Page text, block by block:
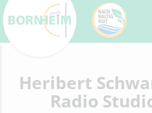
Zurück
Heribert
Radio